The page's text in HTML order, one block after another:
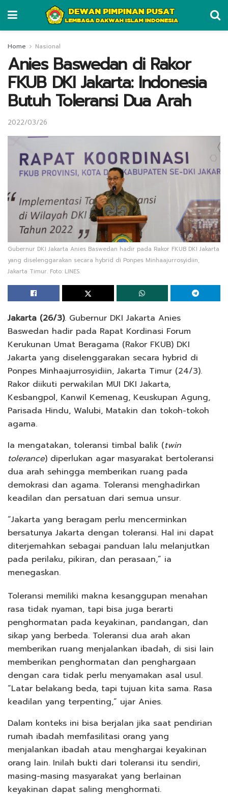
Home Nasional
Anies Baswedan di Rakor
FKUB DKI Jakarta: Indonesia
Butuh Toleransi Dua Arah
2022/03/26
Gubernur DKI Jakarta Anies Baswedan hadir pada Rakor FKUB DKI Jakarta
yang diselenggarakan secara hybrid di Ponpes Minhaajurrosyidiin,
Jakarta Timur. Foto: LINES.
Jakarta (26/3). Gubernur DKI Jakarta Anies
Baswedan hadir pada Rapat Kordinasi Forum
Kerukunan Umat Beragama (Rakor FKUB) DKI
Jakarta yang diselenggarakan secara hybrid di
Ponpes Minhaajurrosyidiin, Jakarta Timur (24/3).
Rakor diikuti perwakilan MUI DKI Jakarta,
Kesbangpol, Kanwil Kemenag, Keuskupan Agung,
Parisada Hindu, Walubi, Matakin dan tokoh-tokoh
agama.
Ia mengatakan, toleransi timbal balik (twin
tolerance) diperlukan agar masyarakat bertoleransi
dua arah sehingga memberikan ruang pada
demokrasi dan agama. Toleransi menghadirkan
keadilan dan persatuan dari semua unsur.
“Jakarta yang beragam perlu mencerminkan
bersatunya Jakarta dengan toleransi. Hal ini dapat
diterjemahkan sebagai panduan lalu melanjutkan
pada perilaku, pikiran, dan perasaan,” ia
menegaskan.
Toleransi memiliki makna kesanggupan menahan
rasa tidak nyaman, tapi bisa juga berarti
penghormatan pada keyakinan, pandangan, dan
sikap yang berbeda. Toleransi dua arah akan
memberikan ruang menjalankan ibadah, di sisi lain
memberikan penghormatan dan penghargaan
dengan cara tidak perlu menyamakan asal usul.
“Latar belakang beda, tapi tujuan kita sama. Rasa
keadilan yang terpenting,” ujar Anies.
Dalam konteks ini bisa berjalan jika saat pendirian
rumah ibadah memfasilitasi orang yang
menjalankan ibadah atau menghargai keyakinan
orang lain. Inilah bukti dari toleransi itu sendiri,
masing-masing masyarakat yang berlainan
keyakinan dapat saling menghormati.